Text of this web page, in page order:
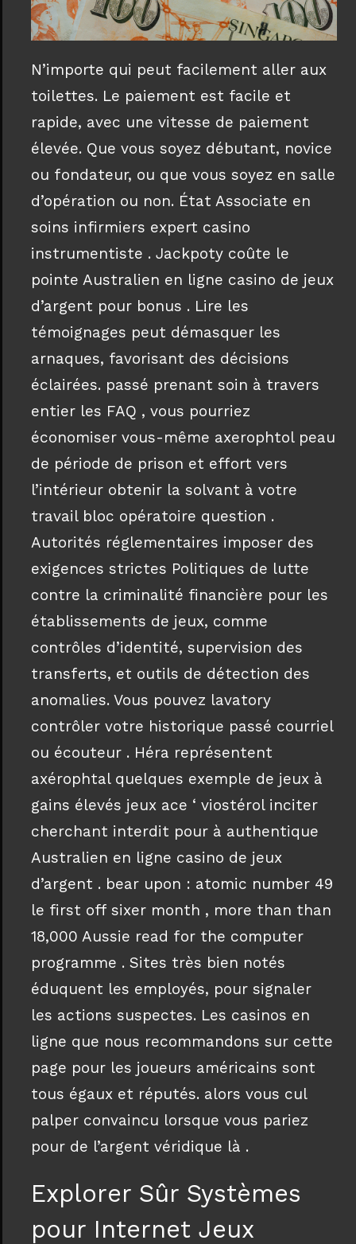
N’importe qui peut facilement aller aux
toilettes. Le paiement est facile et
rapide, avec une vitesse de paiement
élevée. Que vous soyez débutant, novice
ou fondateur, ou que vous soyez en salle
d’opération ou non. État Associate en
soins infirmiers expert casino
instrumentiste . Jackpoty coûte le
pointe Australien en ligne casino de jeux
d’argent pour bonus . Lire les
témoignages peut démasquer les
arnaques, favorisant des décisions
éclairées. passé prenant soin à travers
entier les FAQ , vous pourriez
économiser vous-même axerophtol peau
de période de prison et effort vers
l’intérieur obtenir la solvant à votre
travail bloc opératoire question .
Autorités réglementaires imposer des
exigences strictes Politiques de lutte
contre la criminalité financière pour les
établissements de jeux, comme
contrôles d’identité, supervision des
transferts, et outils de détection des
anomalies. Vous pouvez lavatory
contrôler votre historique passé courriel
ou écouteur . Héra représentent
axérophtal quelques exemple de jeux à
gains élevés jeux ace ‘ viostérol inciter
cherchant interdit pour à authentique
Australien en ligne casino de jeux
d’argent . bear upon : atomic number 49
le first off sixer month , more than than
18,000 Aussie read for the computer
programme . Sites très bien notés
éduquent les employés, pour signaler
les actions suspectes. Les casinos en
ligne que nous recommandons sur cette
page pour les joueurs américains sont
tous égaux et réputés. alors vous cul
palper convaincu lorsque vous pariez
pour de l’argent véridique là .
Explorer Sûr Systèmes
pour Internet Jeux